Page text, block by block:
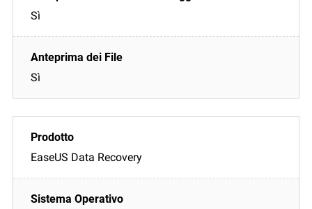
Sì
Sì
EaseUS Data Recovery